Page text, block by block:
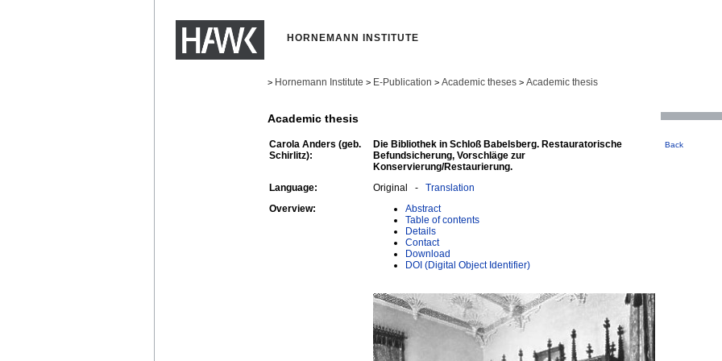
HORNEMANN INSTITUTE
> Hornemann Institute > E-Publication > Academic theses > Academic thesis
Academic thesis
Carola Anders (geb.
Schirlitz):
Die Bibliothek in Schloß Babelsberg. Restauratorische
Befundsicherung, Vorschläge zur
Konservierung/Restaurierung.
Back
Language: Original - Translation
Overview:
Abstract
Table of contents
Details
Contact
Download
DOI (Digital Object Identifier)